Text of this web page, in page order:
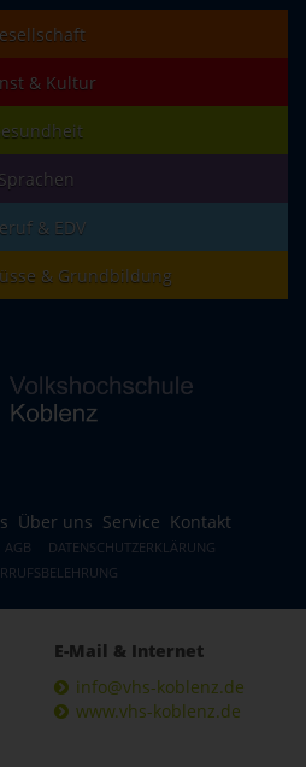
& Kultur
Sprachen
& EDV
& Grundbildung
Über uns Service Kontakt
AGB
DATENSCHUTZERKLÄRUNG
E-Mail & Internet
info@vhs-koblenz.de
www.vhs-koblenz.de